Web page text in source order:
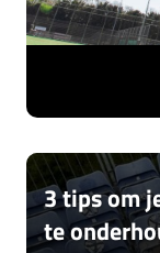
3 tips om
te